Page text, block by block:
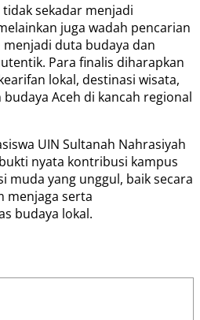
tidak sekadar menjadi
juga wadah pencarian
duta budaya dan
Para finalis diharapkan
lokal, destinasi wisata,
Aceh di kancah regional
UIN Sultanah Nahrasiyah
nyata kontribusi kampus
muda yang unggul, baik secara
menjaga serta
budaya lokal.